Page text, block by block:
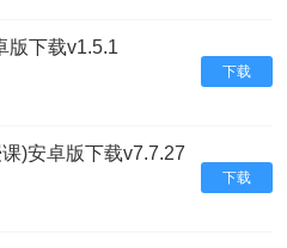
版下载v1.5.1
下载
)安卓版下载v7.7.27
下载